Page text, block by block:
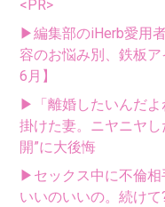
<PR>
▶編集部のiHerb愛用
容のお悩み別、鉄板
6月】
▶「離婚したいんだよ
掛けた妻。ニヤニヤ
開”に大後悔
▶セックス中に不倫相
いいのいいの。続け